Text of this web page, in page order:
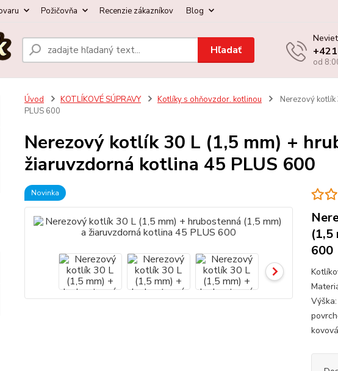
Požičovňa Recenzie zákazníkov Blog
Hľadať
od
Úvod KOTLÍKOVÉ SÚPRAVY Kotlíky s ohňovzdor. kotlinou
Nerezový kotlík
PLUS 600
Nerezový kotlík 30 L (1,5 mm) +
žiaruvzdorná kotlina 45 PLUS 600
Novinka
(1,5
600